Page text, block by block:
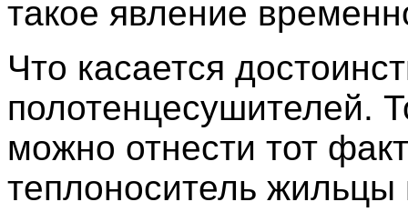
такое явление
Что касается
полотенцесушителей.
можно отнести тот
теплоноситель жильцы